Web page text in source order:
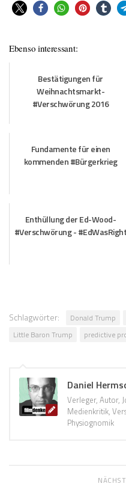
Ebenso interessant:
Bestätigungen für
Weihnachtsmarkt-
#Verschwörung 2016
Fundamente für einen
kommenden #Bürgerkrieg
Enthüllung der Ed-Wood-
#Verschwörung - #EdWasRight
Schlagwörter: Donald Trump
Little Baron Trump
predictive
Daniel
Verleger, Autor,
Medienkritik,
Physiognomik